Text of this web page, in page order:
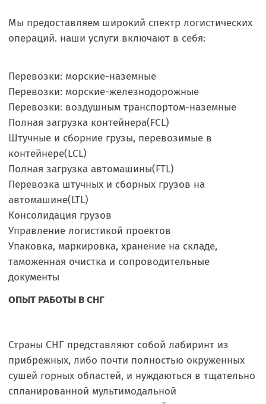
Мы предоставляем широкий спектр логистических
операций. наши услуги включают в себя:
Перевозки: морские-наземные
Перевозки: морские-железнодорожные
Перевозки: воздушным транспортом-наземные
Полная загрузка контейнера(FCL)
Штучные и сборние грузы, перевозимые в
контейнере(LCL)
Полная загрузка автомашины(FTL)
Перевозка штучных и сборных грузов на
автомашине(LTL)
Консолидация грузов
Управление логистикой проектов
Упаковка, маркировка, хранение на складе,
таможенная очистка и сопроводительные
документы
ОПЫТ РАБОТЫ В СНГ
Страны СНГ представляют собой лабиринт из
прибрежных, либо почти полностью окруженных
сушей горных областей, и нуждаються в тщательно
спланированной мультимодальной